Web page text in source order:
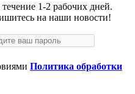
1-2 рабочих дней.
на наши новости!
Политика обработки